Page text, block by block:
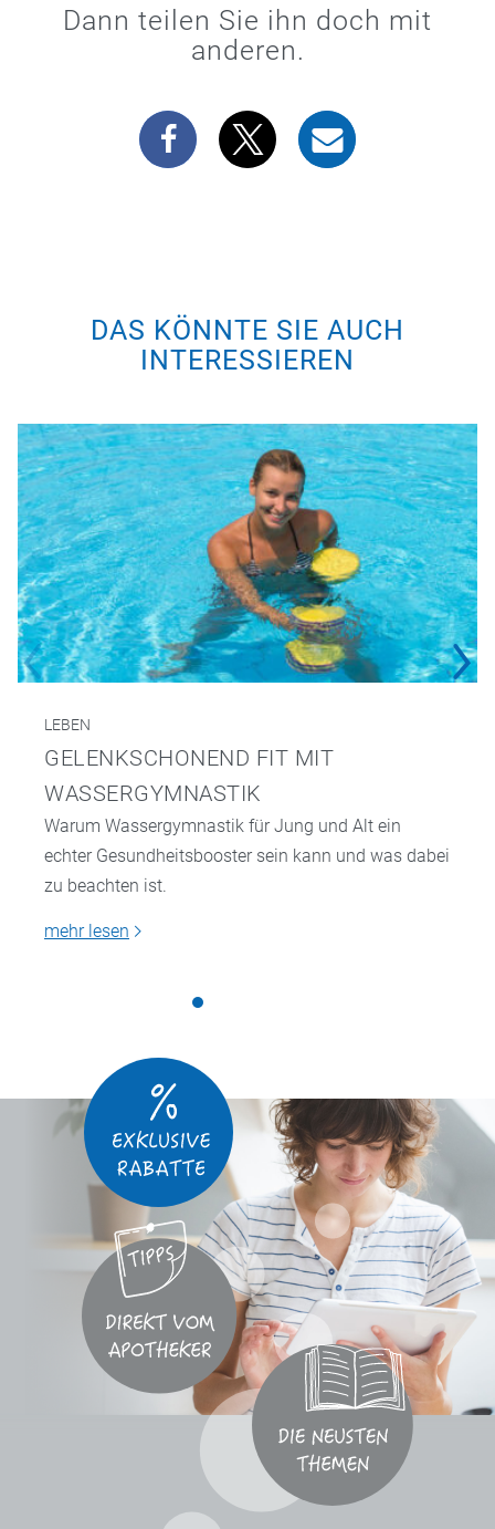
Dann teilen Sie ihn doch mit
anderen.
DAS KÖNNTE SIE AUCH
INTERESSIEREN
LEBEN
GELENKSCHONEND FIT MIT
WASSERGYMNASTIK
Warum Wassergymnastik für Jung und Alt ein
echter Gesundheitsbooster sein kann und was dabei
zu beachten ist.
mehr lesen